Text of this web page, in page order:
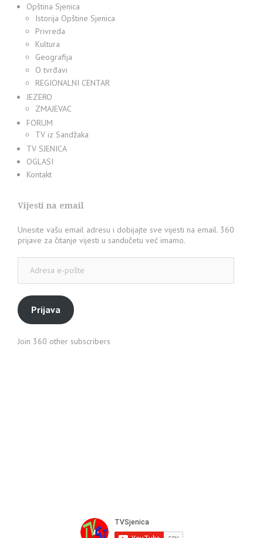
Opština Sjenica
Istorija Opštine Sjenica
Privreda
Kultura
Geografija
O tvrđavi
REGIONALNI CENTAR
JEZERO
ZMAJEVAC
FORUM
TV iz Sandžaka
TV SJENICA
OGLASI
Kontakt
Vijesti na email
Unesite vašu email adresu i dobijajte sve vijesti na email. 360
prijave za čitanje vijesti u sandučetu već imamo.
pošte
Prijava
Join 360 other subscribers